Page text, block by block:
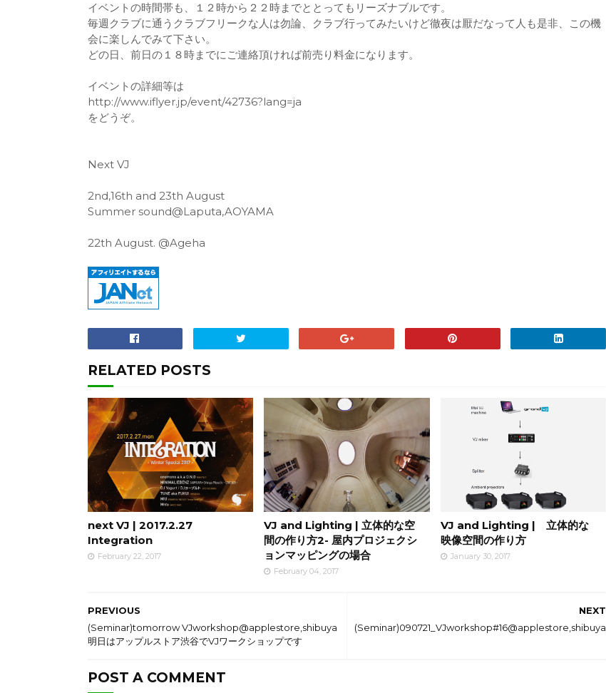
イベントの時間帯も、１２時から２２時までととってもリーズナブルです。
毎週クラブに通うクラブフリークな人は勿論、クラブ行ってみたいけど徹夜は厭だなって人も是非、この機
会に楽しんでみて下さい。
どの日、前日の１８時までにご連絡頂ければ前売り料金になります。
イベントの詳細等は
http://www.iflyer.jp/event/42736?lang=ja
をどうぞ。
Next VJ
2nd,16th and 23th August
Summer sound@Laputa,AOYAMA
22th August. @Ageha
RELATED POSTS
next VJ | 2017.2.27
Integration
February 22, 2017
VJ and Lighting | 立体的な空
間の作り方2- 屋内プロジェクシ
ョンマッピングの場合
February 04, 2017
VJ and Lighting | 立体的な
映像空間の作り方
January 30, 2017
NEXT
(Seminar)090721_VJworkshop#16@applestore,shibuya
PREVIOUS
(Seminar)tomorrow VJworkshop@applestore,shibuya
明日はアップルストア渋谷でVJワークショップです
POST A COMMENT